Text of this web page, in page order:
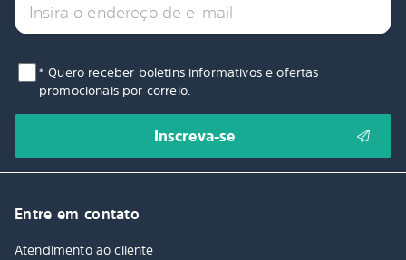
* Quero receber boletins informativos e ofertas
promocionais por correio.
Entre em contato
Atendimento ao cliente